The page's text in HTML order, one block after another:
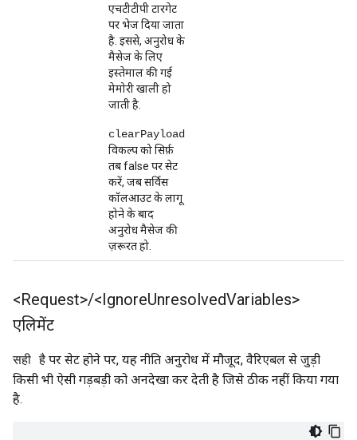
एचटीटीपी टारगेट
पर भेज दिया जाता
है. इससे, अनुरोध के
मैसेज के लिए
इस्तेमाल की गई
मेमोरी खाली हो
जाती है.
clearPayload
विकल्प को सिर्फ़
तब false पर सेट
करें, जब सर्विस
कॉलआउट के लागू
होने के बाद
अनुरोध मैसेज की
ज़रूरत हो.
<Request>/<IgnoreUnresolvedVariables>
एलिमेंट
सही है पर सेट होने पर, यह नीति अनुरोध में मौजूद, वैरिएबल से जुड़ी
किसी भी ऐसी गड़बड़ी को अनदेखा कर देती है जिसे ठीक नहीं किया गया
है.